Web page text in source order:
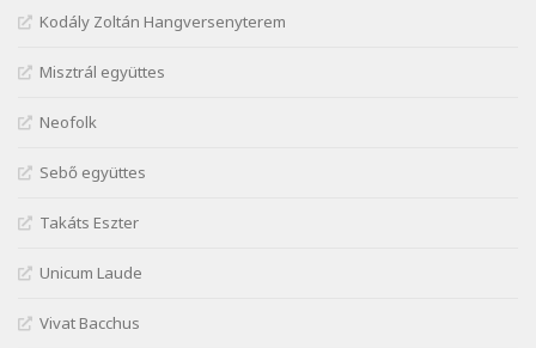
Szélkiáltó
Márai Sándor: Dalocska
Márai Sándor: Együgyű vers gyorsvonatban
Márai Sándor: Ez a kávéház
Szélkiáltó
Szélkiáltó
Kodály Zoltán Hangversenyterem
Misztrál együttes
Neofolk
Sebő együttes
Takáts Eszter
Unicum Laude
Vivat Bacchus